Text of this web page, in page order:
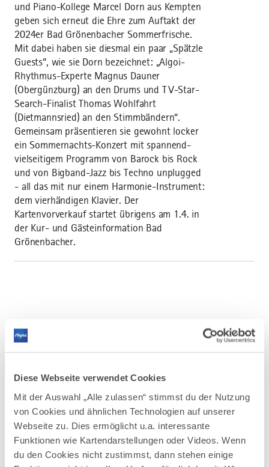
Diese Webseite verwendet Cookies
Mit der Auswahl „Alle zulassen“ stimmst du der Nutzung
von Cookies und ähnlichen Technologien auf unserer
Webseite zu. Dies ermöglicht u.a. interessante
Funktionen wie Kartendarstellungen oder Videos. Wenn
du den Cookies nicht zustimmst, dann stehen einige
und Piano-Kollege Marcel Dorn aus Kempten
geben sich erneut die Ehre zum Auftakt der
2024er Bad Grönenbacher Sommerfrische.
Mit dabei haben sie diesmal ein paar „Spätzle
Guests“, wie sie Dorn bezeichnet: „Algoi-
Rhythmus-Experte Magnus Dauner
(Obergünzburg) an den Drums und TV-Star-
Search-Finalist Thomas Wohlfahrt
(Dietmannsried) an den Stimmbändern“.
Gemeinsam präsentieren sie gewohnt locker
ein Sommernachts-Konzert mit spannend-
vielseitigem Programm von Barock bis Rock
und von Bigband-Jazz bis Techno unplugged
- all das mit nur einem Harmonie-Instrument:
dem vierhändigen Klavier. Der
Kartenvorverkauf startet übrigens am 1.4. in
der Kur- und Gästeinformation Bad
Grönenbacher.
AUF DER ALLGÄU KARTE